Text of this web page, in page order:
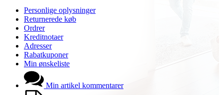
Personlige oplysninger
Returnerede køb
Ordrer
Kreditnotaer
Adresser
Rabatkuponer
Min ønskeliste
Min artikel kommentarer